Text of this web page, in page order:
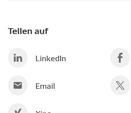
Teilen auf
LinkedIn
Email